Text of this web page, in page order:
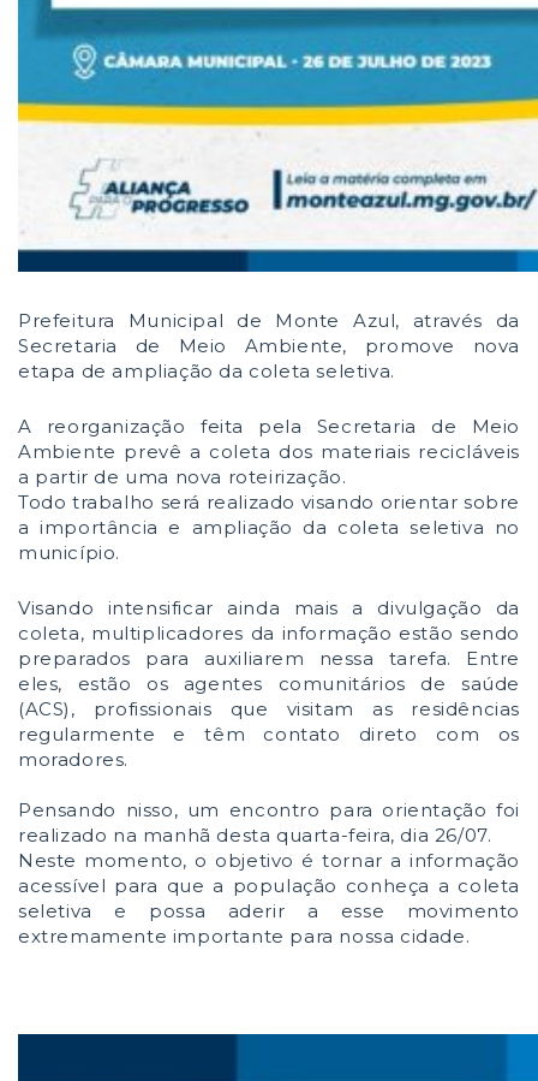
Prefeitura Municipal de Monte Azul, através da
Secretaria de Meio Ambiente, promove nova
etapa de ampliação da coleta seletiva.
A reorganização feita pela Secretaria de Meio
Ambiente prevê a coleta dos materiais recicláveis
a partir de uma nova roteirização.
Todo trabalho será realizado visando orientar sobre
a importância e ampliação da coleta seletiva no
município.
Visando intensificar ainda mais a divulgação da
coleta, multiplicadores da informação estão sendo
preparados para auxiliarem nessa tarefa. Entre
eles, estão os agentes comunitários de saúde
(ACS), profissionais que visitam as residências
regularmente e têm contato direto com os
moradores.
Pensando nisso, um encontro para orientação foi
realizado na manhã desta quarta-feira, dia 26/07.
Neste momento, o objetivo é tornar a informação
acessível para que a população conheça a coleta
seletiva e possa aderir a esse movimento
extremamente importante para nossa cidade.